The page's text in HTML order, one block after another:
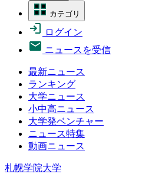
カテゴリ
ログイン
ニュースを受信
最新ニュース
ランキング
大学ニュース
小中高ニュース
大学発ベンチャー
ニュース特集
動画ニュース
札幌学院大学